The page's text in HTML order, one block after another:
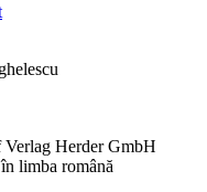
Herder GmbH
limba română